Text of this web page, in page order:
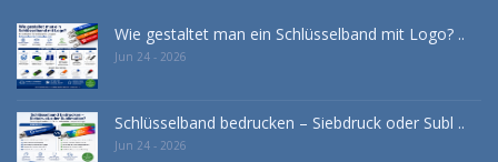
Wie gestaltet man ein Schlüsselband mit Logo? ..
Jun 24 - 2026
Schlüsselband bedrucken – Siebdruck oder Subl ..
Jun 24 - 2026